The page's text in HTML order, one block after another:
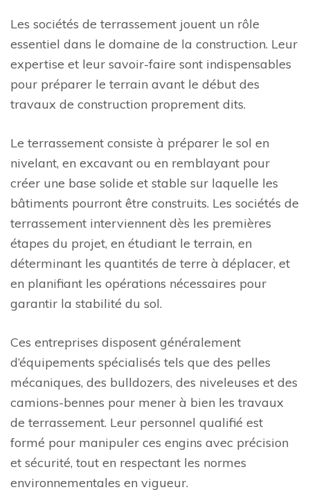
Les sociétés de terrassement jouent un rôle
essentiel dans le domaine de la construction. Leur
expertise et leur savoir-faire sont indispensables
pour préparer le terrain avant le début des
travaux de construction proprement dits.
Le terrassement consiste à préparer le sol en
nivelant, en excavant ou en remblayant pour
créer une base solide et stable sur laquelle les
bâtiments pourront être construits. Les sociétés de
terrassement interviennent dès les premières
étapes du projet, en étudiant le terrain, en
déterminant les quantités de terre à déplacer, et
en planifiant les opérations nécessaires pour
garantir la stabilité du sol.
Ces entreprises disposent généralement
d’équipements spécialisés tels que des pelles
mécaniques, des bulldozers, des niveleuses et des
camions-bennes pour mener à bien les travaux
de terrassement. Leur personnel qualifié est
formé pour manipuler ces engins avec précision
et sécurité, tout en respectant les normes
environnementales en vigueur.